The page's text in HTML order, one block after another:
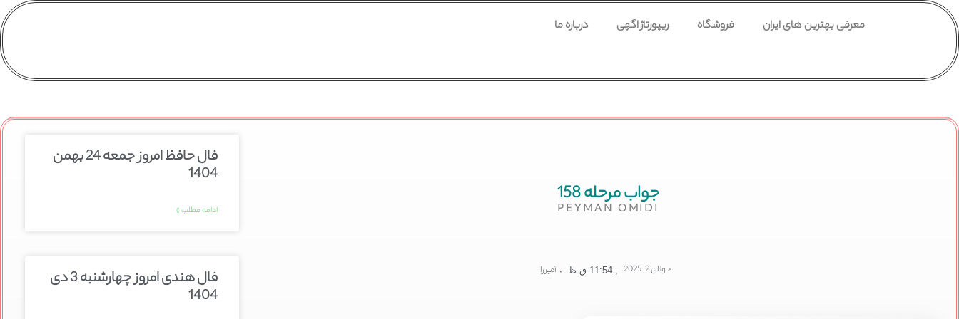
معرفی بهترین های ایران فروشگاه ریپورتاژ اگهی درباره ما
جواب مرحله 158
PEYMAN OMIDI
جولای 2, 2025 11:54 ق.ظ , آمیرزا
فال حافظ امروز جمعه 24 بهمن
1404
ادامه مطلب »
فال هندی امروز چهارشنبه 3 دی
1404